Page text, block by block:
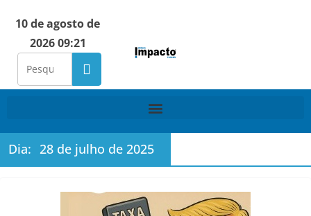
10 de agosto de
2026 09:21
Dia: 28 de julho de 2025